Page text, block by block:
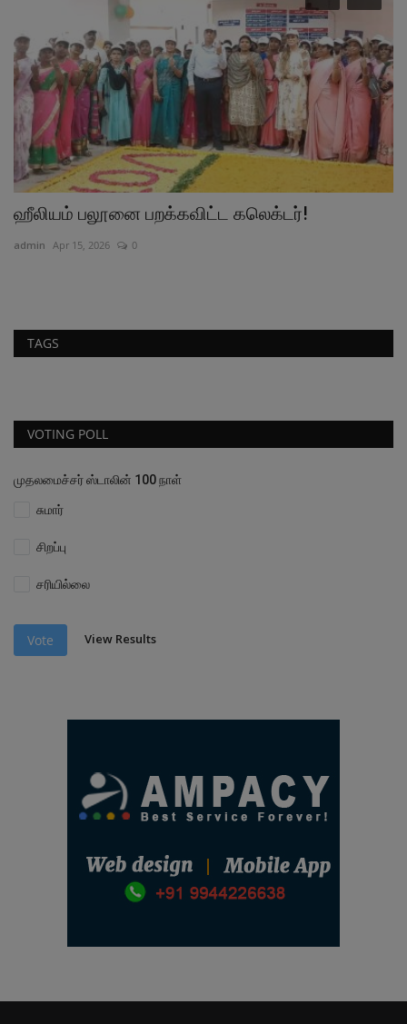
ஹீலியம் பலூனை பறக்கவிட்ட கலெக்டர்!
admin Apr 15, 2026 0
TAGS
VOTING POLL
முதலமைச்சர் ஸ்டாலின் 100 நாள்
சுமார்
சிறப்பு
சரியில்லை
Vote View Results